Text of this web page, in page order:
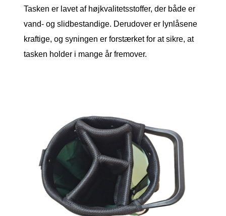
Tasken er lavet af højkvalitetsstoffer, der både er
vand- og slidbestandige. Derudover er lynlåsene
kraftige, og syningen er forstærket for at sikre, at
tasken holder i mange år fremover.